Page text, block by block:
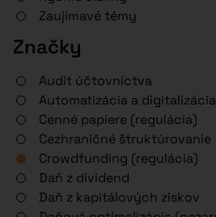
Zaujímavé témy
Značky
Audit účtovníctva
Automatizácia a
Cenné papiere (regulácia)
Cezhraničné štruktúrovanie
Crowdfunding (regulácia)
Daň z dividend
Daň z kapitálových ziskov